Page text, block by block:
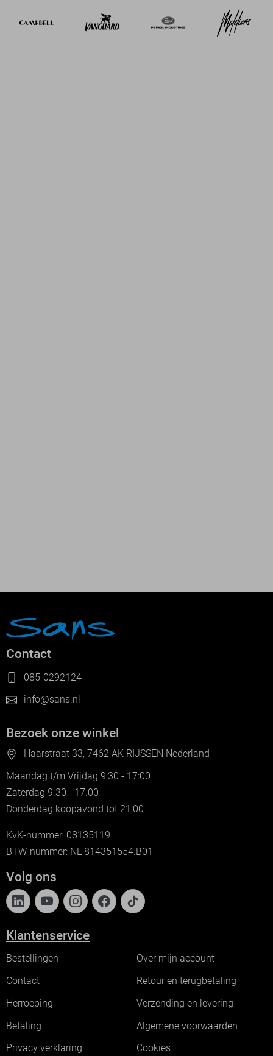
Contact
085-0292124
info@sans.nl
Bezoek onze winkel
Haarstraat 33, 7462 AK RIJSSEN Nederland
Maandag t/m Vrijdag 9:30 - 17:00
Zaterdag 9.30 - 17.00
Donderdag koopavond tot 21:00
KvK-nummer: 08135119
BTW-nummer: NL 814351554.B01
Volg ons
Klantenservice
Bestellingen
Over mijn account
Contact
Retour en terugbetaling
Herroeping
Verzending en levering
Betaling
Algemene voorwaarden
Privacy verklaring
Cookies